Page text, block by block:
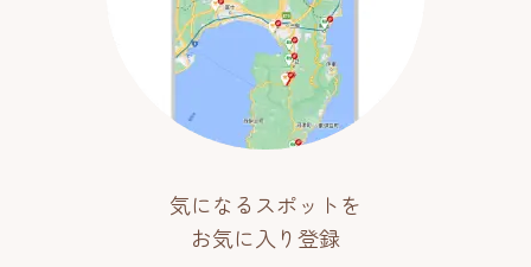
気になるスポットを
お気に入り登録